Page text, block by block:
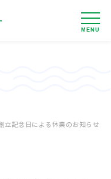
MENU
立記念日による休業のお知らせ